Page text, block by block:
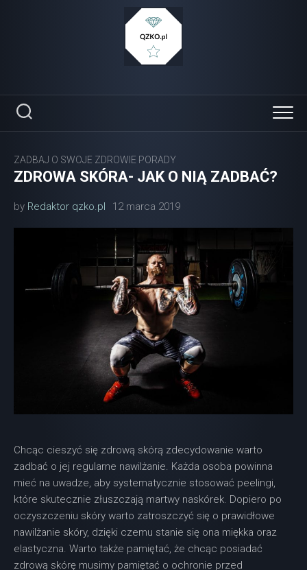
ZADBAJ O SWOJE ZDROWIE PORADY
ZDROWA SKÓRA- JAK O NIĄ ZADBAĆ?
by Redaktor qzko.pl 12 marca 2019
Chcąc cieszyć się zdrową skórą zdecydowanie warto
zadbać o jej regularne nawilżanie. Każda osoba powinna
mieć na uwadze, aby systematycznie stosować peelingi,
które skutecznie złuszczają martwy naskórek. Dopiero po
oczyszczeniu skóry warto zatroszczyć się o prawidłowe
nawilżanie skóry, dzięki czemu stanie się ona miękka oraz
elastyczna. Warto także pamiętać, że chcąc posiadać
zdrową skórę musimy pamiętać o ochronie przed